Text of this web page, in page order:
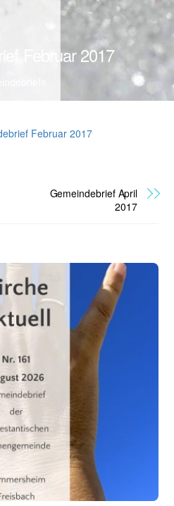
Februar 2017
Februar 2017
Gemeindebrief April
2017